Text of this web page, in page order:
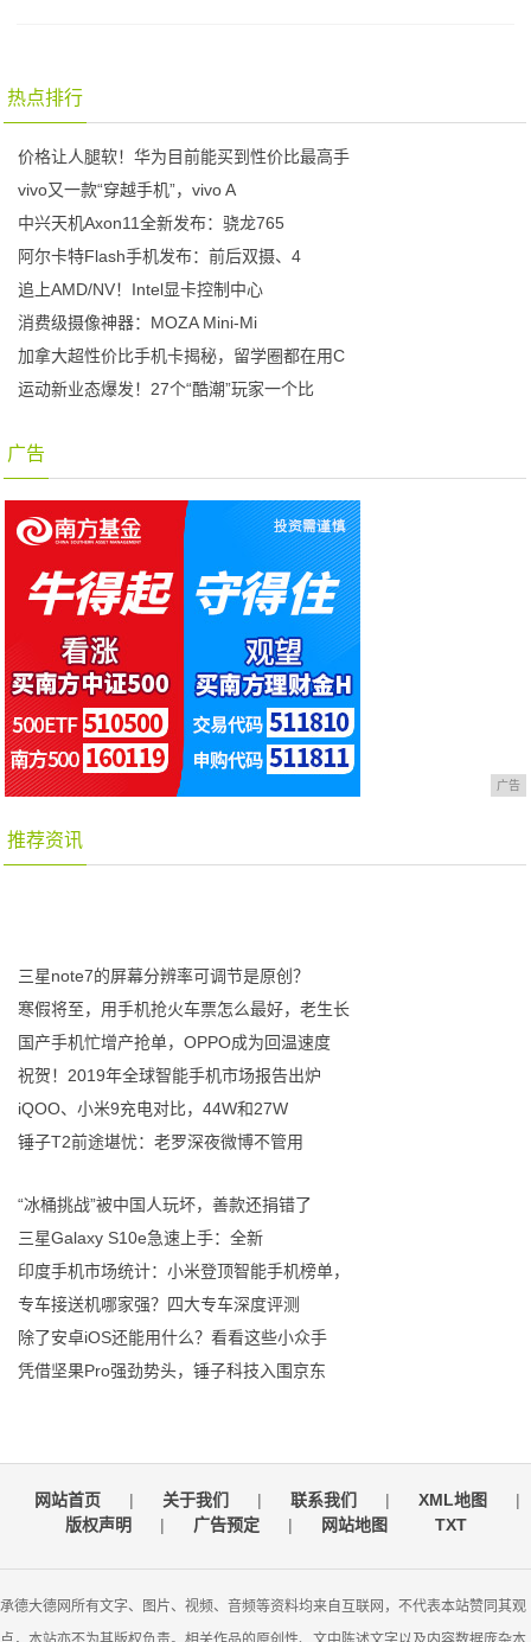
热点排行
价格让人腿软！华为目前能买到性价比最高手
vivo又一款“穿越手机”，vivo A
中兴天机Axon11全新发布：骁龙765
阿尔卡特Flash手机发布：前后双摄、4
追上AMD/NV！Intel显卡控制中心
消费级摄像神器：MOZA Mini-Mi
加拿大超性价比手机卡揭秘，留学圈都在用C
运动新业态爆发！27个“酷潮”玩家一个比
广告
广告
推荐资讯
三星note7的屏幕分辨率可调节是原创？
寒假将至，用手机抢火车票怎么最好，老生长
国产手机忙增产抢单，OPPO成为回温速度
祝贺！2019年全球智能手机市场报告出炉
iQOO、小米9充电对比，44W和27W
锤子T2前途堪忧：老罗深夜微博不管用
“冰桶挑战”被中国人玩坏，善款还捐错了
三星Galaxy S10e急速上手：全新
印度手机市场统计：小米登顶智能手机榜单，
专车接送机哪家强？四大专车深度评测
除了安卓iOS还能用什么？看看这些小众手
凭借坚果Pro强劲势头，锤子科技入围京东
网站首页 | 关于我们 | 联系我们 | XML地图
|
版权声明
| 广告预定 | 网站地图 TXT
承德大德网所有文字、图片、视频、音频等资料均来自互联网，不代表本站赞同其观